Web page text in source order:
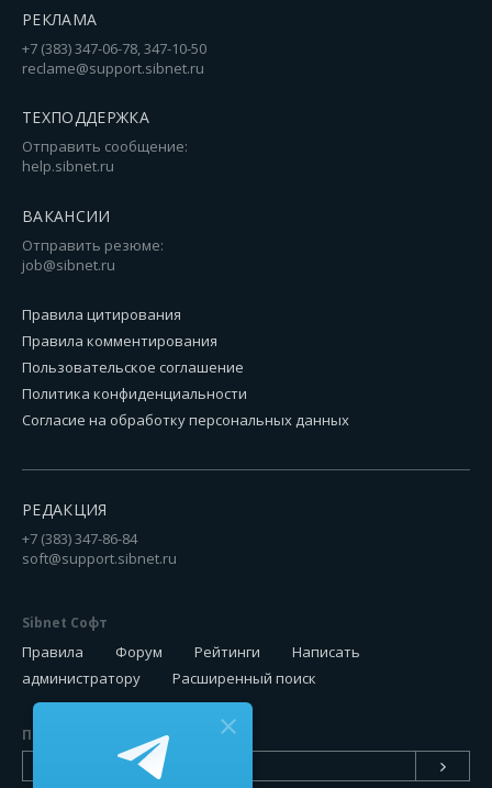
РЕКЛАМА
+7 (383) 347-06-78, 347-10-50
reclame@support.sibnet.ru
ТЕХПОДДЕРЖКА
Отправить сообщение:
help.sibnet.ru
ВАКАНСИИ
Отправить резюме:
job@sibnet.ru
Правила цитирования
Правила комментирования
Пользовательское соглашение
Политика конфиденциальности
Согласие на обработку персональных данных
РЕДАКЦИЯ
+7 (383) 347-86-84
soft@support.sibnet.ru
Sibnet Софт
Правила Форум Рейтинги
Написать
администратору
Расширенный поиск
Подписаться на новинки